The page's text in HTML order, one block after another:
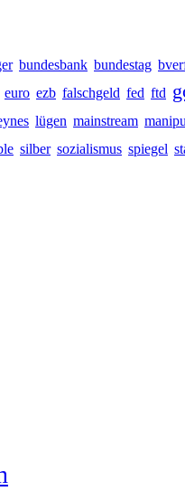
bundesbank bundestag
euro ezb falschgeld fed ftd
lügen mainstream
silber sozialismus spiegel